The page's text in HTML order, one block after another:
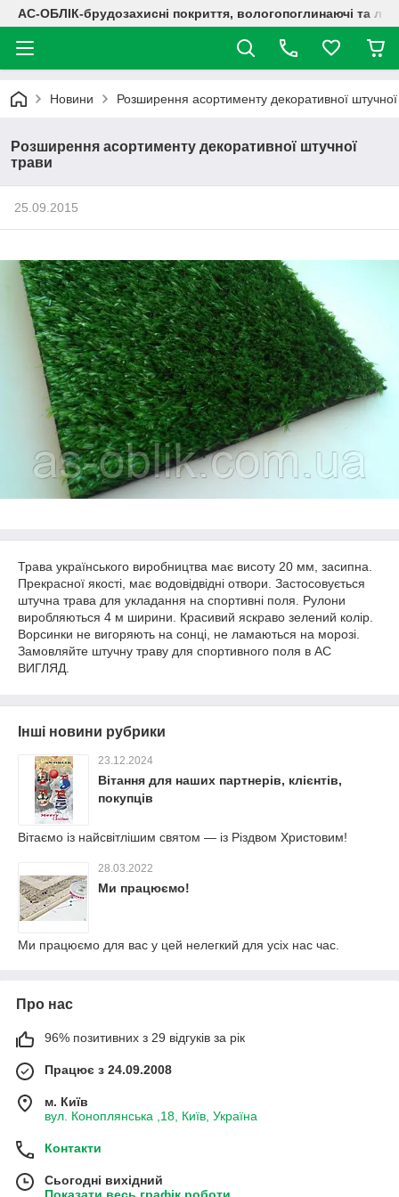
АС-ОБЛІК-брудозахисні покриття, вологопоглинаючі та
Новини Розширення асортименту декоративної
Розширення асортименту декоративної штучної
трави
25.09.2015
Трава українського виробництва має висоту 20 мм, засипна.
Прекрасної якості, має водовідвідні отвори. Застосовується
штучна трава для укладання на спортивні поля. Рулони
виробляються 4 м ширини. Красивий яскраво зелений колір.
Ворсинки не вигоряють на сонці, не ламаються на морозі.
Замовляйте штучну траву для спортивного поля в АС
ВИГЛЯД.
Інші новини рубрики
23.12.2024
Вітання для наших партнерів, клієнтів,
покупців
Вітаємо із найсвітлішим святом — із Різдвом Христовим!
28.03.2022
Ми працюємо!
Ми працюємо для вас у цей нелегкий для усіх нас час.
Про нас
96% позитивних з 29 відгуків за рік
Працює з 24.09.2008
м. Київ
вул. Коноплянська ,18, Київ, Україна
Контакти
Сьогодні вихідний